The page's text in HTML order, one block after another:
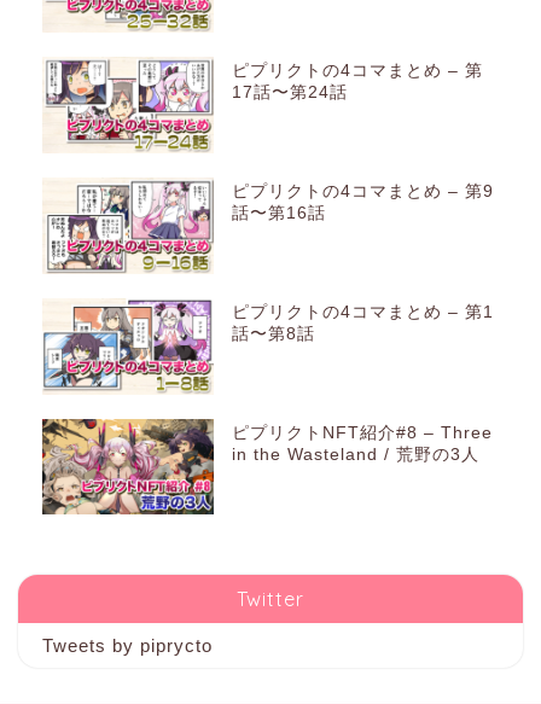
ピプリクトの4コマまとめ – 第
17話〜第24話
ピプリクトの4コマまとめ – 第9
話〜第16話
ピプリクトの4コマまとめ – 第1
話〜第8話
ピプリクトNFT紹介#8 – Three
in the Wasteland / 荒野の3人
Twitter
Tweets by piprycto